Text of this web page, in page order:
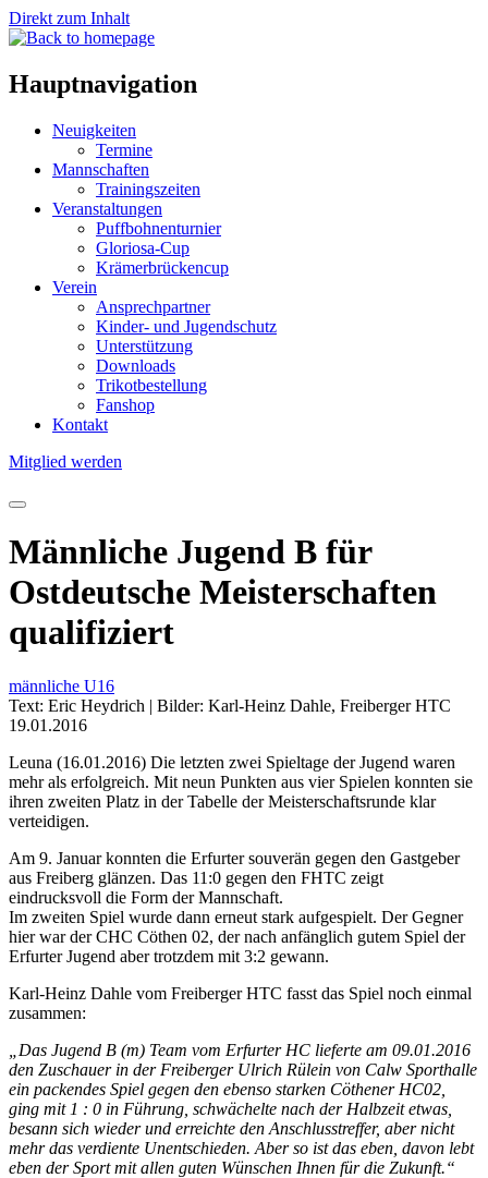
Direkt zum Inhalt
Hauptnavigation
Neuigkeiten
Termine
Mannschaften
Trainingszeiten
Veranstaltungen
Puffbohnenturnier
Gloriosa-Cup
Krämerbrückencup
Verein
Ansprechpartner
Kinder- und Jugendschutz
Unterstützung
Downloads
Trikotbestellung
Fanshop
Kontakt
Mitglied werden
Männliche Jugend B für
Ostdeutsche Meisterschaften
qualifiziert
männliche U16
Text: Eric Heydrich | Bilder: Karl-Heinz Dahle, Freiberger HTC
19.01.2016
Leuna (16.01.2016) Die letzten zwei Spieltage der Jugend waren
mehr als erfolgreich. Mit neun Punkten aus vier Spielen konnten sie
ihren zweiten Platz in der Tabelle der Meisterschaftsrunde klar
verteidigen.
Am 9. Januar konnten die Erfurter souverän gegen den Gastgeber
aus Freiberg glänzen. Das 11:0 gegen den FHTC zeigt
eindrucksvoll die Form der Mannschaft.
Im zweiten Spiel wurde dann erneut stark aufgespielt. Der Gegner
hier war der CHC Cöthen 02, der nach anfänglich gutem Spiel der
Erfurter Jugend aber trotzdem mit 3:2 gewann.
Karl-Heinz Dahle vom Freiberger HTC fasst das Spiel noch einmal
zusammen:
„Das Jugend B (m) Team vom Erfurter HC lieferte am 09.01.2016
den Zuschauer in der Freiberger Ulrich Rülein von Calw Sporthalle
ein packendes Spiel gegen den ebenso starken Cöthener HC02,
ging mit 1 : 0 in Führung, schwächelte nach der Halbzeit etwas,
besann sich wieder und erreichte den Anschlusstreffer, aber nicht
mehr das verdiente Unentschieden. Aber so ist das eben, davon lebt
eben der Sport mit allen guten Wünschen Ihnen für die Zukunft.“